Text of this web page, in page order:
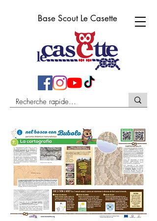
Base Scout Le Casette